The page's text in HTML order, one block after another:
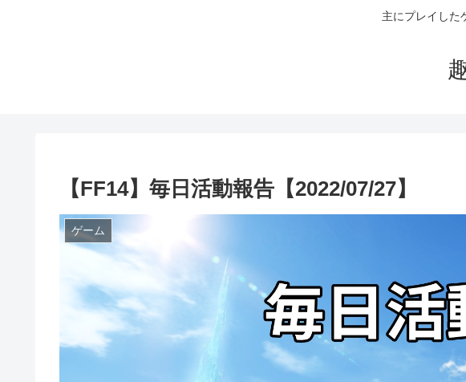
主にプレイした
【FF14】毎日活動報告【2022/07/27】
ゲーム